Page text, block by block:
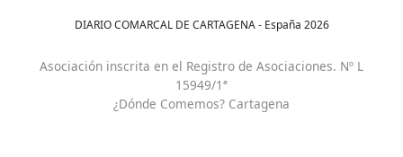
DIARIO COMARCAL DE CARTAGENA - España 2026
Asociación inscrita en el Registro de Asociaciones. Nº L
15949/1ª
¿Dónde Comemos? Cartagena